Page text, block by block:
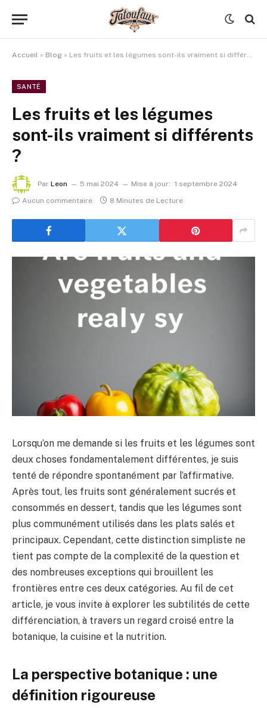
Accueil » Blog » Les fruits et les légumes sont-ils vraiment si différents ?
SANTÉ
Les fruits et les légumes
sont-ils vraiment si différents
?
Par Leon 5 mai 2024 Mise à jour: 1 septembre 2024
Aucun commentaire
8 Minutes de Lecture
Lorsqu’on me demande si les fruits et les légumes sont
deux choses fondamentalement différentes, je suis
tenté de répondre spontanément par l’affirmative.
Après tout, les fruits sont généralement sucrés et
consommés en dessert, tandis que les légumes sont
plus communément utilisés dans les plats salés et
principaux. Cependant, cette distinction simpliste ne
tient pas compte de la complexité de la question et
des nombreuses exceptions qui brouillent les
frontières entre ces deux catégories. Au fil de cet
article, je vous invite à explorer les subtilités de cette
différenciation, à travers un regard croisé entre la
botanique, la cuisine et la nutrition.
La perspective botanique : une
définition rigoureuse